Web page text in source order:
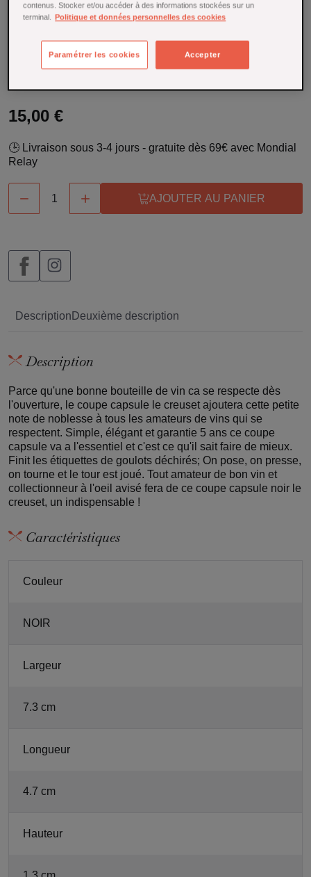
note de noblesse à tous les amateurs de vins qui se
respectent. Simple, élégant et garantie 5 ans ce coupe
En savoir plus
15,00 €
🕒 Livraison sous 3-4 jours - gratuite dès 69€ avec Mondial
Relay
  AJOUTER AU PANIER
Description Deuxième description
Description
Parce qu'une bonne bouteille de vin ca se respecte dès
l'ouverture, le coupe capsule le creuset ajoutera cette petite
note de noblesse à tous les amateurs de vins qui se
respectent. Simple, élégant et garantie 5 ans ce coupe
capsule va a l'essentiel et c'est ce qu'il sait faire de mieux.
Finit les étiquettes de goulots déchirés; On pose, on presse,
on tourne et le tour est joué. Tout amateur de bon vin et
collectionneur à l'oeil avisé fera de ce coupe capsule noir le
creuset, un indispensable !
Caractéristiques
Couleur
NOIR
Largeur
7.3 cm
Longueur
4.7 cm
Hauteur
contenus. Stocker et/ou accéder à des informations stockées sur un
terminal. Politique et données personnelles des cookies
Accepter
Paramétrer les cookies